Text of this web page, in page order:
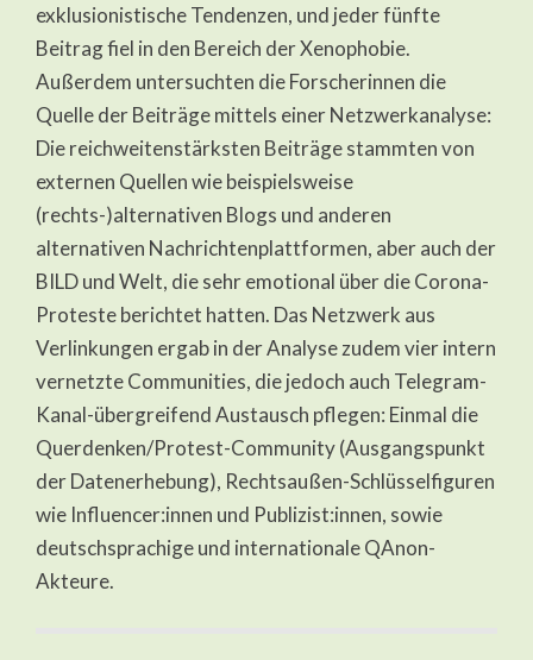
exklusionistische Tendenzen, und jeder fünfte
Beitrag fiel in den Bereich der Xenophobie.
Außerdem untersuchten die Forscherinnen die
Quelle der Beiträge mittels einer Netzwerkanalyse:
Die reichweitenstärksten Beiträge stammten von
externen Quellen wie beispielsweise
(rechts-)alternativen Blogs und anderen
alternativen Nachrichtenplattformen, aber auch der
BILD und Welt, die sehr emotional über die Corona-
Proteste berichtet hatten. Das Netzwerk aus
Verlinkungen ergab in der Analyse zudem vier intern
vernetzte Communities, die jedoch auch Telegram-
Kanal-übergreifend Austausch pflegen: Einmal die
Querdenken/Protest-Community (Ausgangspunkt
der Datenerhebung), Rechtsaußen-Schlüsselfiguren
wie Influencer:innen und Publizist:innen, sowie
deutschsprachige und internationale QAnon-
Akteure.